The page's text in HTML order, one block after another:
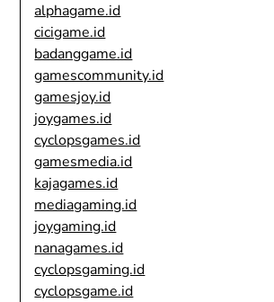
alphagame.id
cicigame.id
badanggame.id
gamescommunity.id
gamesjoy.id
joygames.id
cyclopsgames.id
gamesmedia.id
kajagames.id
mediagaming.id
joygaming.id
nanagames.id
cyclopsgaming.id
cyclopsgame.id